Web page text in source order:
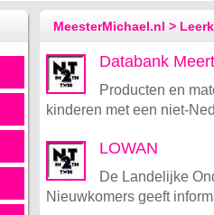
MeesterMichael.nl >
Databank
Producten en
kinderen met een niet-
LOWAN
De Landelijke
Nieuwkomers geeft